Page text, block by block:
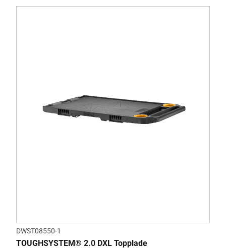
DWST08550-1
TOUGHSYSTEM® 2.0 DXL Topplade